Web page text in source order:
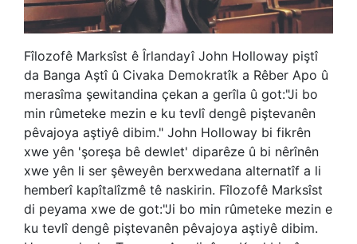
Fîlozofê Marksîst ê Îrlandayî John Holloway piştî
da Banga Aştî û Civaka Demokratîk a Rêber Apo û
merasîma şewitandina çekan a gerîla û got:"Ji bo
min rûmeteke mezin e ku tevlî dengê piştevanên
pêvajoya aştiyê dibim." John Holloway bi fikrên
xwe yên 'şoreşa bê dewlet' diparêze û bi nêrînên
xwe yên li ser şêweyên berxwedana alternatîf a li
hemberî kapîtalîzmê tê naskirin. Fîlozofê Marksîst
di peyama xwe de got:"Ji bo min rûmeteke mezin e
ku tevlî dengê piştevanên pêvajoya aştiyê dibim.